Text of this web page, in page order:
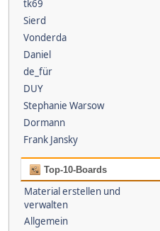
tk69
Sierd
Vonderda
Daniel
de_für
DUY
Stephanie Warsow
Dormann
Frank Jansky
Top-10-Boards
Material erstellen und
verwalten
Allgemein